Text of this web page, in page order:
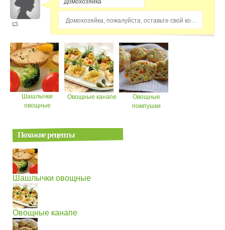
Домохозяйка, пожалуйста, оставьте свой комментарий...
Шашлычки
овощные
Овощные канапе
Овощные
помпушки
Похожие рецепты
Шашлычки овощные
Овощные канапе